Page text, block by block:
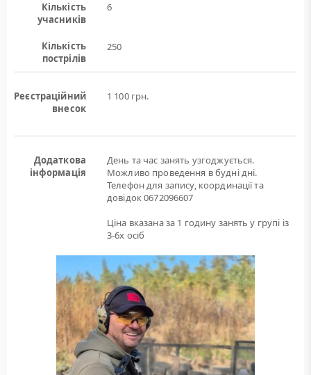
Кількість
учасників
6
Кількість
пострілів
250
Реєстраційний
внесок
1 100 грн.
Додаткова
інформація
День та час занять узгоджується.
Можливо проведення в будні дні.
Телефон для запису, координації та
довідок 0672096607
Ціна вказана за 1 годину занять у групі із
3-6х осіб